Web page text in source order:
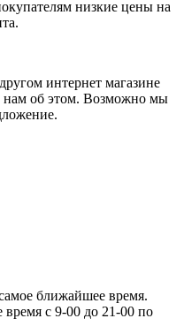
низкие цены на
интернет магазине
нам об этом. Возможно мы
ближайшее время.
время с 9-00 до 21-00 по